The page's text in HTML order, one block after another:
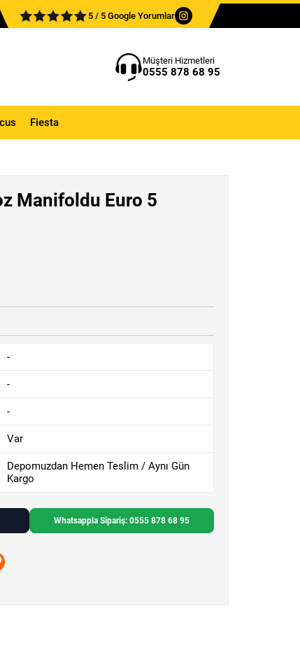
5 / 5 Google Yorumlar
Müşteri Hizmetleri
0555 878 68 95
Fiesta
Manifoldu Euro 5
-
-
-
Var
Depomuzdan Hemen Teslim / Aynı Gün
Kargo
Whatsappla Sipariş: 0555 878 68 95